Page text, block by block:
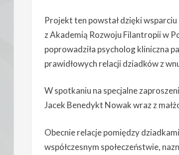
Projekt ten powstał dzięki
z Akademią Rozwoju Filantropii w
poprowadziła psycholog kliniczna
prawidłowych relacji dziadków z
W spotkaniu na specjalne
Jacek Benedykt Nowak wraz z
Obecnie relacje pomiędzy
współczesnym społeczeństwie,